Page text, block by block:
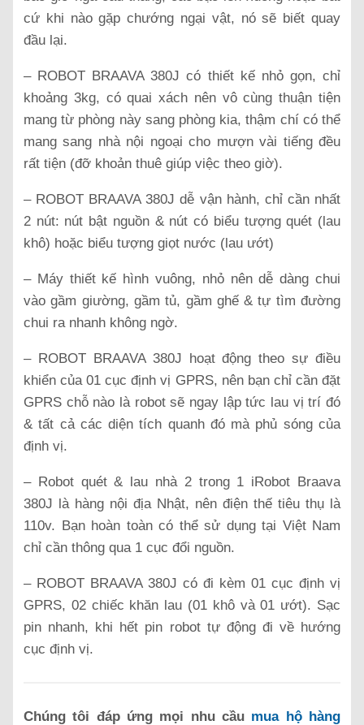
cứ khi nào gặp chướng ngại vật, nó sẽ biết quay
đầu lại.
– ROBOT BRAAVA 380J có thiết kế nhỏ gọn, chỉ
khoảng 3kg, có quai xách nên vô cùng thuận tiện
mang từ phòng này sang phòng kia, thậm chí có thể
mang sang nhà nội ngoại cho mượn vài tiếng đều
rất tiện (đỡ khoản thuê giúp việc theo giờ).
– ROBOT BRAAVA 380J dễ vận hành, chỉ cần nhất
2 nút: nút bật nguồn & nút có biểu tượng quét (lau
khô) hoặc biểu tượng giọt nước (lau ướt)
– Máy thiết kế hình vuông, nhỏ nên dễ dàng chui
vào gầm giường, gầm tủ, gầm ghế & tự tìm đường
chui ra nhanh không ngờ.
– ROBOT BRAAVA 380J hoạt động theo sự điều
khiển của 01 cục định vị GPRS, nên bạn chỉ cần đặt
GPRS chỗ nào là robot sẽ ngay lập tức lau vị trí đó
& tất cả các diện tích quanh đó mà phủ sóng của
định vị.
– Robot quét & lau nhà 2 trong 1 iRobot Braava
380J là hàng nội địa Nhật, nên điện thế tiêu thụ là
110v. Bạn hoàn toàn có thể sử dụng tại Việt Nam
chỉ cần thông qua 1 cục đổi nguồn.
– ROBOT BRAAVA 380J có đi kèm 01 cục định vị
GPRS, 02 chiếc khăn lau (01 khô và 01 ướt). Sạc
pin nhanh, khi hết pin robot tự động đi về hướng
cục định vị.
Chúng tôi đáp ứng mọi nhu cầu mua hộ hàng